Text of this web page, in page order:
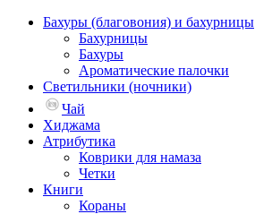
Бахуры (благовония) и бахурницы
Бахурницы
Бахуры
Ароматические палочки
Светильники (ночники)
Чай
Хиджама
Атрибутика
Коврики для намаза
Четки
Книги
Кораны